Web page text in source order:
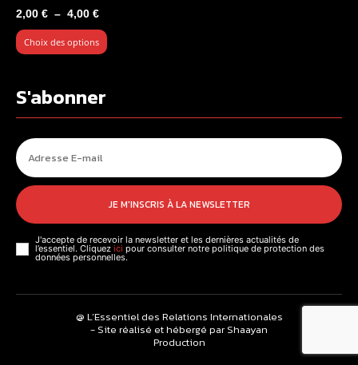
2,00 € – 4,00 €Plage
de
prix :
4,00 €
Choix des options
S'abonner
JE M'INSCRIS À LA NEWSLETTER
J'accepte de recevoir la newsletter et les dernières actualités de
l’essentiel. Cliquez ici pour consulter notre politique de protection des
données personnelles.
@ L’Essentiel des Relations Internationales
- Site réalisé et hébergé par Shaayan
Production